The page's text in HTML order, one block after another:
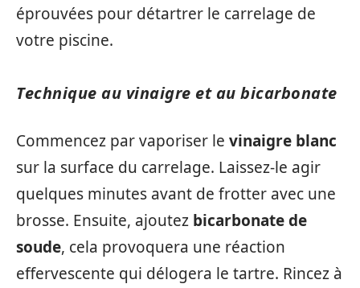
éprouvées pour détartrer le carrelage de
votre piscine.
Technique au vinaigre et au bicarbonate
Commencez par vaporiser le vinaigre blanc
sur la surface du carrelage. Laissez-le agir
quelques minutes avant de frotter avec une
brosse. Ensuite, ajoutez bicarbonate de
soude, cela provoquera une réaction
effervescente qui délogera le tartre. Rincez à